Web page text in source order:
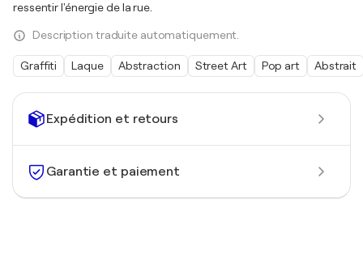
Expédition et retours
Garantie et paiement
ressentir l'énergie de la rue.
Description traduite automatiquement.
Graffiti Laque Abstraction Street Art Pop art Abstrait